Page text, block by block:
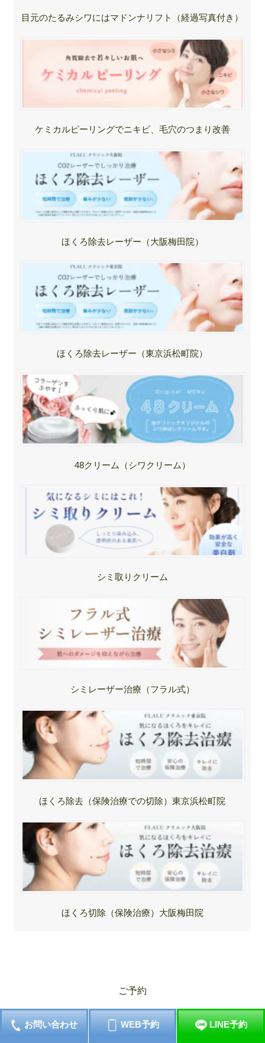
目元のたるみシワにはマドンナリフト（経過写真付き）
ケミカルピーリングでニキビ、毛穴のつまり改善
ほくろ除去レーザー（大阪梅田院）
ほくろ除去レーザー（東京浜松町院）
48クリーム（シワクリーム）
シミ取りクリーム
シミレーザー治療（フラル式）
ほくろ除去（保険治療での切除）東京浜松町院
ほくろ切除（保険治療）大阪梅田院
お問い合わせ WEB予約 LINE予約
ご予約